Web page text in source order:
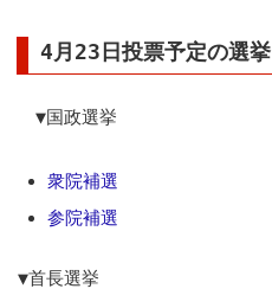
4月23日投票予定の選挙
▼国政選挙
衆院補選
参院補選
▼首長選挙